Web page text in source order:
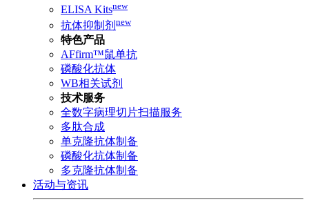
ELISA Kitsnew
抗体抑制剂 new
特色产品
AFfirm™鼠单抗
磷酸化抗体
WB相关试剂
技术服务
全数字病理切片扫描服务
多肽合成
单克隆抗体制备
磷酸化抗体制备
多克隆抗体制备
活动与资讯